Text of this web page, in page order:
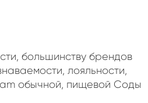
большинству брендов
лояльности,
обычной, пищевой Соды